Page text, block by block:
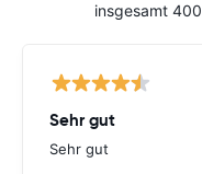
insgesamt
Sehr gut
Sehr gut